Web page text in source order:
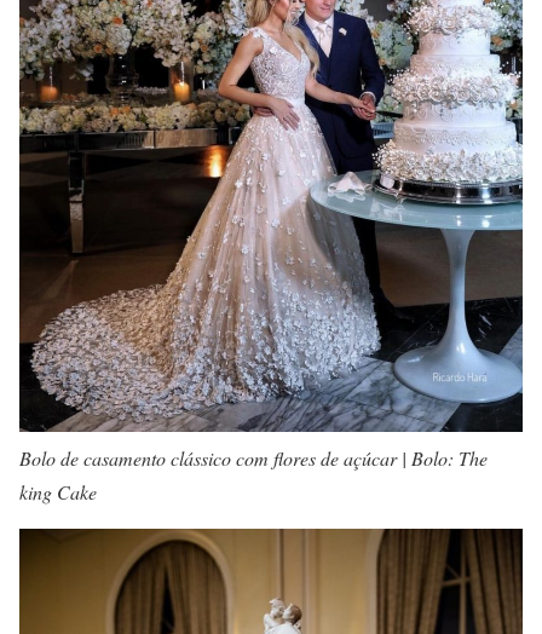
Bolo de casamento clássico com flores de açúcar | Bolo: The
king Cake